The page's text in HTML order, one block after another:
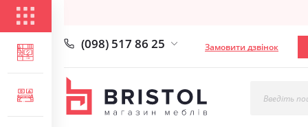
ВІТАЛЬНЯ
СПАЛЬНЯ
(098) 517 86 25 Замовити дзвінок
Введіть